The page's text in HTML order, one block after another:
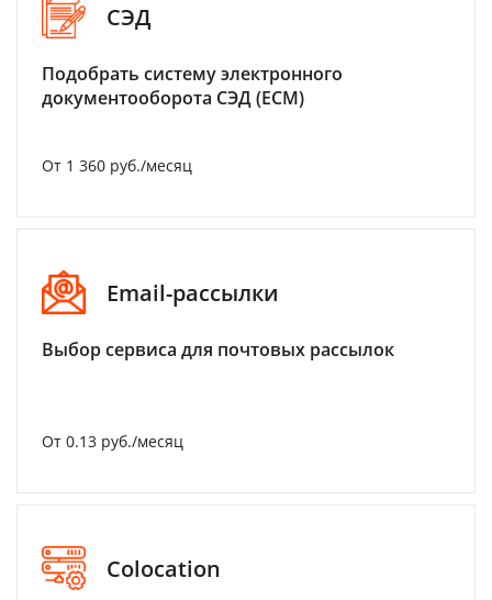
СЭД
Подобрать систему электронного
документооборота СЭД (ECM)
От 1 360 руб./месяц
Email-рассылки
Выбор сервиса для почтовых рассылок
От 0.13 руб./месяц
Colocation